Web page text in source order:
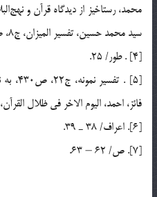
سيد محمد حسين، تفسير الميزان، ج8، ص114.
[4] . طور/ 25.
فائز، احمد، اليوم الاخر في ظلال القرآن، 1421 ق.
[6]. اعراف/ 38 ـ 39.
[7]. ص/ 62 – 63.